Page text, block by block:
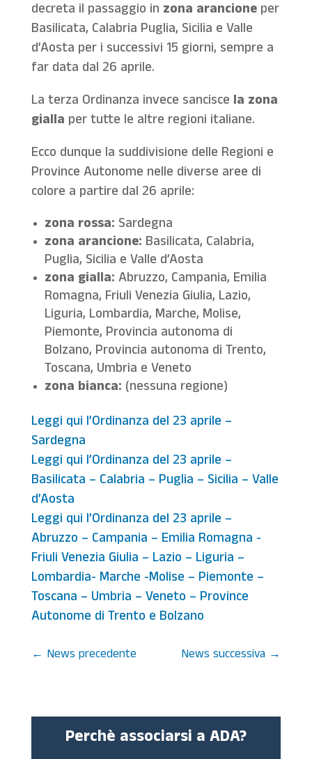
decreta il passaggio in zona arancioneper
Basilicata, Calabria Puglia, Sicilia e Valle
d’Aosta per i successivi 15 giorni, sempre a
far data dal 26 aprile.
La terza Ordinanza invece sancisce la zona
gialla per tutte le altre regioni italiane.
Ecco dunque la suddivisione delle Regioni e
Province Autonome nelle diverse aree di
colore a partire dal 26 aprile:
zona rossa: Sardegna
zona arancione: Basilicata, Calabria,
Puglia, Sicilia e Valle d’Aosta
zona gialla: Abruzzo, Campania, Emilia
Romagna, Friuli Venezia Giulia, Lazio,
Liguria, Lombardia, Marche, Molise,
Piemonte, Provincia autonoma di
Bolzano, Provincia autonoma di Trento,
Toscana, Umbria e Veneto
zona bianca: (nessuna regione)
Leggi qui l’Ordinanza del 23 aprile –
Sardegna
Leggi qui l’Ordinanza del 23 aprile –
Basilicata – Calabria – Puglia – Sicilia – Valle
d’Aosta
Leggi qui l’Ordinanza del 23 aprile –
Abruzzo – Campania – Emilia Romagna -
Friuli Venezia Giulia – Lazio – Liguria –
Lombardia- Marche -Molise – Piemonte –
Toscana – Umbria – Veneto – Province
Autonome di Trento e Bolzano
← News precedente News successiva →
Perchè associarsi a ADA?